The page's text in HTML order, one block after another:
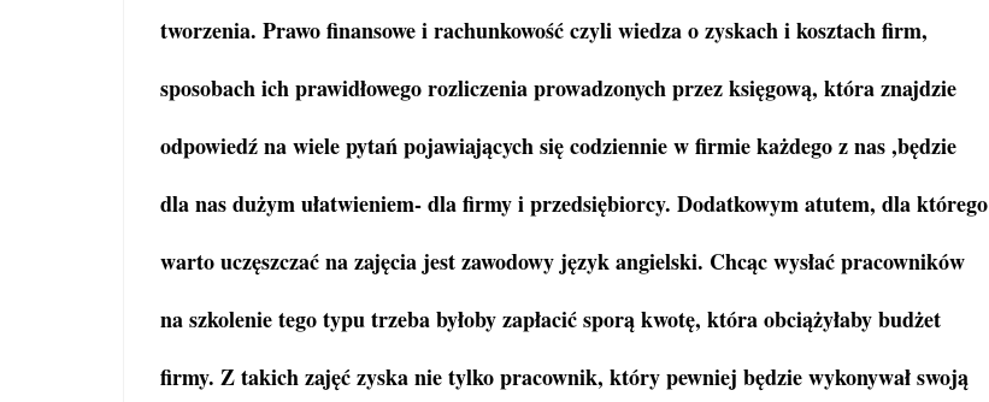
tworzenia. Prawo finansowe i rachunkowość czyli wiedza o zyskach i kosztach firm,
sposobach ich prawidłowego rozliczenia prowadzonych przez księgową, która znajdzie
odpowiedź na wiele pytań pojawiających się codziennie w firmie każdego z nas ,będzie
dla nas dużym ułatwieniem- dla firmy i przedsiębiorcy. Dodatkowym atutem, dla którego
warto uczęszczać na zajęcia jest zawodowy język angielski. Chcąc wysłać pracowników
na szkolenie tego typu trzeba byłoby zapłacić sporą kwotę, która obciążyłaby budżet
firmy. Z takich zajęć zyska nie tylko pracownik, który pewniej będzie wykonywał swoją